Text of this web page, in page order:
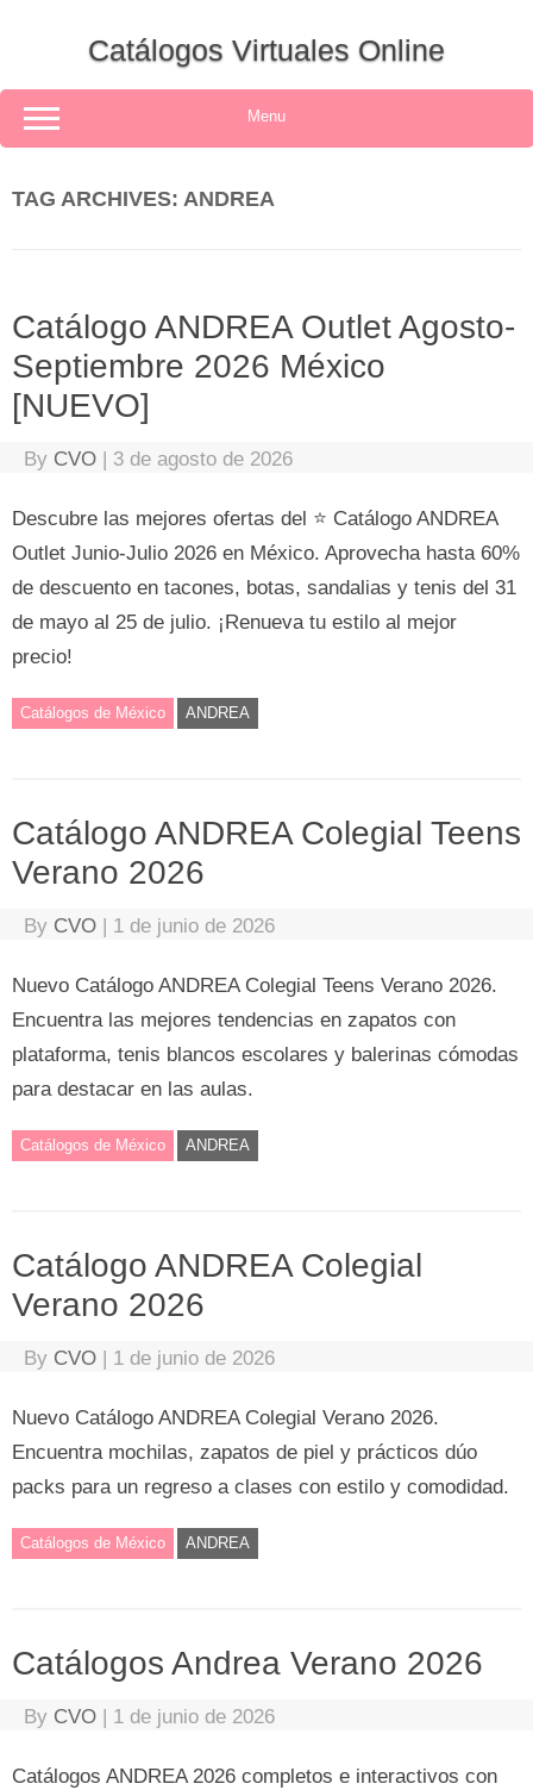
Catálogos Virtuales Online
Menu
TAG ARCHIVES: ANDREA
Catálogo ANDREA Outlet Agosto-
Septiembre 2026 México
[NUEVO]
By CVO | 3 de agosto de 2026
Descubre las mejores ofertas del ⭐ Catálogo ANDREA
Outlet Junio-Julio 2026 en México. Aprovecha hasta 60%
de descuento en tacones, botas, sandalias y tenis del 31
de mayo al 25 de julio. ¡Renueva tu estilo al mejor
precio!
Catálogos de México ANDREA
Catálogo ANDREA Colegial Teens
Verano 2026
By CVO | 1 de junio de 2026
Nuevo Catálogo ANDREA Colegial Teens Verano 2026.
Encuentra las mejores tendencias en zapatos con
plataforma, tenis blancos escolares y balerinas cómodas
para destacar en las aulas.
Catálogos de México ANDREA
Catálogo ANDREA Colegial
Verano 2026
By CVO | 1 de junio de 2026
Nuevo Catálogo ANDREA Colegial Verano 2026.
Encuentra mochilas, zapatos de piel y prácticos dúo
packs para un regreso a clases con estilo y comodidad.
Catálogos de México ANDREA
Catálogos Andrea Verano 2026
By CVO | 1 de junio de 2026
Catálogos ANDREA 2026 completos e interactivos con